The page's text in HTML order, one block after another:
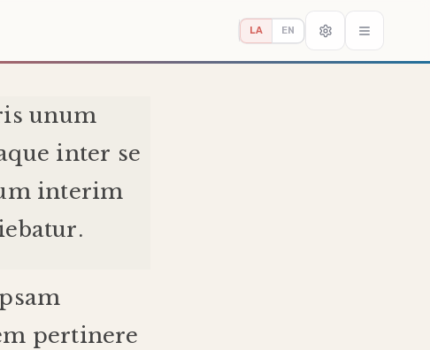
LA EN
unum
que inter se
interim
.
pertinere